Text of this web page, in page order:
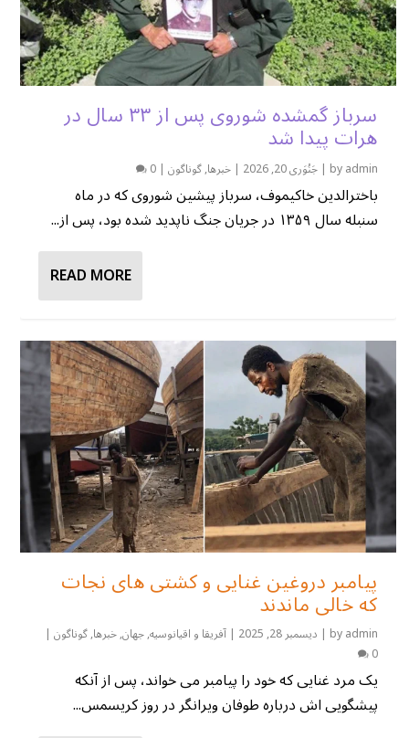
سرباز گمشده شوروی پس از ۳۳ سال در
هرات پیدا شد
byadmin
|جَنُوَری 20, 2026 |خبرها,گوناگون |
0
باخترالدین خاکیموف، سرباز پیشین شوروی که در ماه
سنبله سال ۱۳۵۹ در جریان جنگ ناپدید شده بود، پس از...
READ MORE
پیامبر دروغین غنایی و کشتی های نجات
که خالی ماندند
byadmin
| دیسمبر 28, 2025 |آفریقا و اقیانوسیه,جهان,خبرها,گوناگون |
0
یک مرد غنایی که خود را پیامبر می خواند، پس از آنکه
پیشگویی اش درباره طوفان ویرانگر در روز کریسمس...